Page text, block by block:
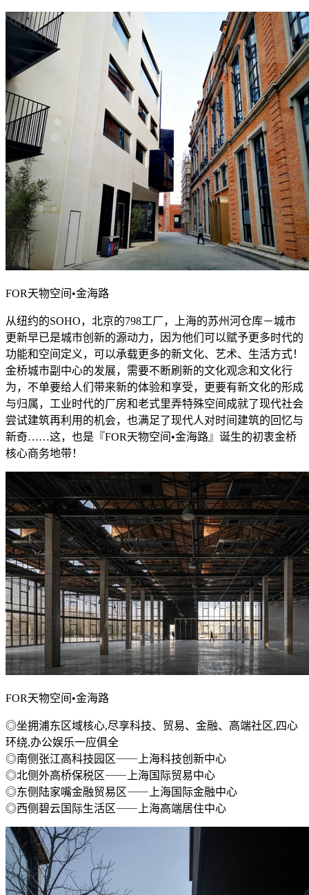
FOR天物空间•金海路
从纽约的SOHO，北京的798工厂，上海的苏州河仓库－城市
更新早已是城市创新的源动力，因为他们可以赋予更多时代的
功能和空间定义，可以承载更多的新文化、艺术、生活方式！
金桥城市副中心的发展，需要不断刷新的文化观念和文化行
为，不单要给人们带来新的体验和享受，更要有新文化的形成
与归属，工业时代的厂房和老式里弄特殊空间成就了现代社会
尝试建筑再利用的机会，也满足了现代人对时间建筑的回忆与
新奇……这，也是『FOR天物空间•金海路』诞生的初衷金桥
核心商务地带！
FOR天物空间•金海路
◎坐拥浦东区域核心,尽享科技、贸易、金融、高端社区,四心
环绕,办公娱乐一应俱全
◎南侧张江高科技园区⸺上海科技创新中心
◎北侧外高桥保税区⸺上海国际贸易中心
◎东侧陆家嘴金融贸易区⸺上海国际金融中心
◎西侧碧云国际生活区⸺上海高端居住中心